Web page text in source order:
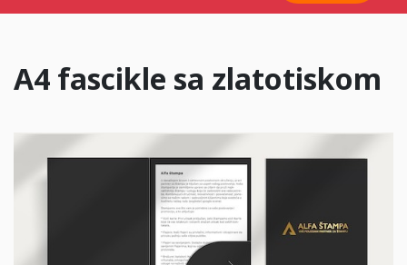
A4 fascikle sa zlatotiskom